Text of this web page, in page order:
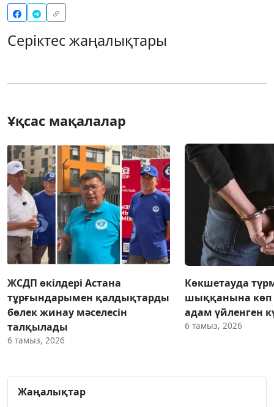
Серіктес жаңалықтары
Ұқсас мақалалар
ЖСДП өкілдері Астана
тұрғындарымен қалдықтарды
бөлек жинау мәселесін
талқылады
6 тамыз, 2026
Көкшетауда
шыққанына көп
адам үйленген
6 тамыз, 2026
Жаңалықтар